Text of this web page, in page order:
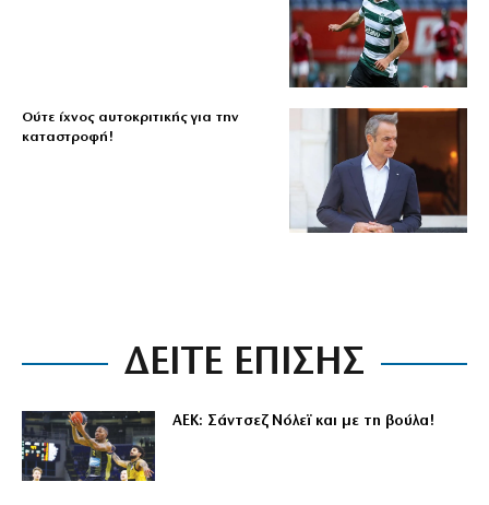
Ούτε ίχνος αυτοκριτικής για την
καταστροφή!
ΔΕΙΤΕ ΕΠΙΣΗΣ
ΑΕΚ: Σάντσεζ Νόλεϊ και με τη βούλα!